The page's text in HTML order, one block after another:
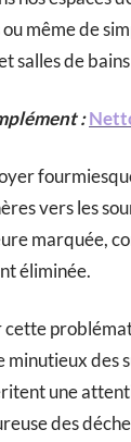
même de
salles de
:
vers les
marquée,
éliminée.
minutieux des
une
des